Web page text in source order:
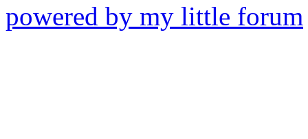
powered by my little forum